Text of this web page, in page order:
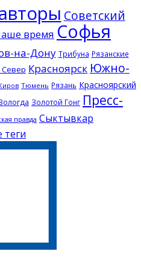
Советский
время Софья
на-Дону Трибуна Рязанские
Красноярск Южно-
Тюмень Рязань Красноярский
Золотой Гонг Пресс-
правда Сыктывкар
теги